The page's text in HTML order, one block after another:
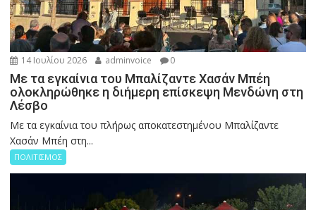
14 Ιουλίου 2026 adminvoice 0
Με τα εγκαίνια του Μπαλίζαντε Χασάν Μπέη
ολοκληρώθηκε η διήμερη επίσκεψη Μενδώνη στη
Λέσβο
Με τα εγκαίνια του πλήρως αποκατεστημένου Μπαλίζαντε
Χασάν Μπέη στη...
ΠΟΛΙΤΙΣΜΟΣ